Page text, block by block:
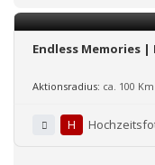
Endless Memories
Aktionsradius: ca. 100 Km
H